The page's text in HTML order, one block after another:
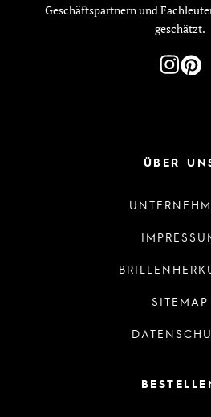
Geschäftspartnern und
geschätzt.
ÜBER
SITEMAP